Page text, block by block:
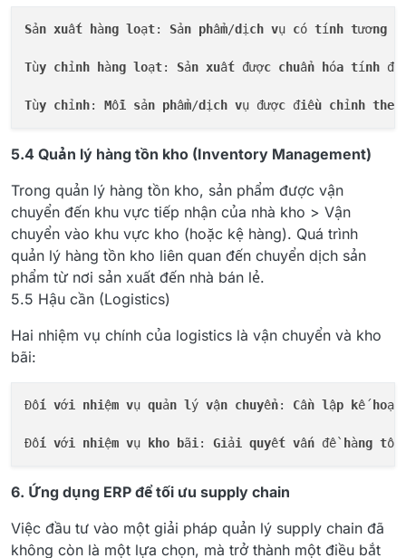
Sản xuất hàng loạt: Sản phẩm/dịch vụ có tính tương
Tùy chỉnh hàng loạt: Sản xuất được chuẩn hóa tính đồ
Tùy chỉnh: Mỗi sản phẩm/dịch vụ được điều chỉnh theo
5.4 Quản lý hàng tồn kho (Inventory Management)
Trong quản lý hàng tồn kho, sản phẩm được vận
chuyển đến khu vực tiếp nhận của nhà kho > Vận
chuyển vào khu vực kho (hoặc kệ hàng). Quá trình
quản lý hàng tồn kho liên quan đến chuyển dịch sản
phẩm từ nơi sản xuất đến nhà bán lẻ.
5.5 Hậu cần (Logistics)
Hai nhiệm vụ chính của logistics là vận chuyển và kho
bãi:
Đối với nhiệm vụ quản lý vận chuyển: Cần lập kế hoạ
Đối với nhiệm vụ kho bãi: Giải quyết vấn đề hàng tồ
6. Ứng dụng ERP để tối ưu supply chain
Việc đầu tư vào một giải pháp quản lý supply chain đã
không còn là một lựa chọn, mà trở thành một điều bắt